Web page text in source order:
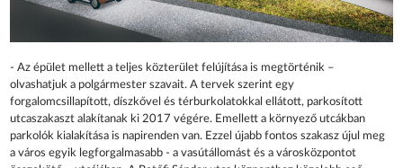
- Az épület mellett a teljes közterület felújítása is megtörténik –
olvashatjuk a polgármester szavait. A tervek szerint egy
forgalomcsillapított, díszkővel és térburkolatokkal ellátott, parkosított
utcaszakaszt alakítanak ki 2017 végére. Emellett a környező utcákban
parkolók kialakítása is napirenden van. Ezzel újabb fontos szakasz újul meg
a város egyik legforgalmasabb - a vasútállomást és a városközpontot